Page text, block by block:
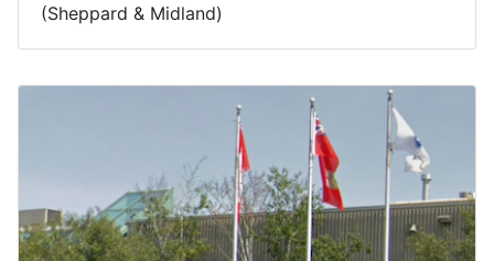
(Sheppard & Midland)